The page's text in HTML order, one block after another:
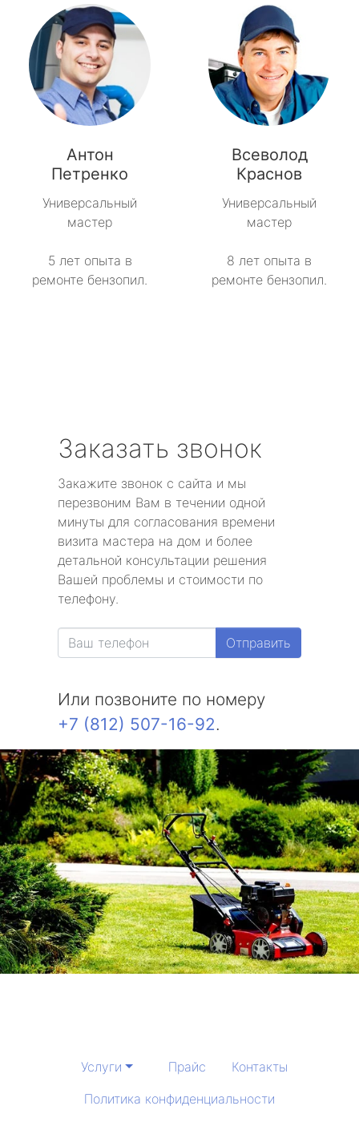
Антон
Петренко
Универсальный
мастер
5 лет опыта в
ремонте бензопил.
Всеволод
Краснов
Универсальный
мастер
8 лет опыта в
ремонте бензопил.
Заказать звонок
Закажите звонок с сайта и мы
перезвоним Вам в течении одной
минуты для согласования времени
визита мастера на дом и более
детальной консультации решения
Вашей проблемы и стоимости по
телефону.
Отправить
Или позвоните по номеру
+7 (812) 507-16-92.
Услуги Прайс
Контакты
Политика конфиденциальности